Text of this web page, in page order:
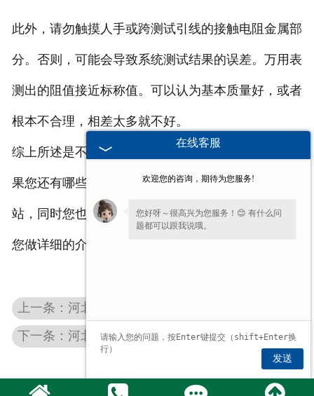
此外，请勿触摸人手或跨测试引线的接触电阻金属部
分。否则，可能会导致系统测试结果的误差。万用表
测出的阻值接近标称值。可以认为基本质量好，或者
根本不合理，相差太多就不好。
综上所述是不锈钢电阻器厂家和大家分享的内容，如
果您还有哪些疑问或是想要了解的，欢迎关注我司网
站，同时您也可以留言或致电，我们的工作人员会为
您做详细的介绍。
下一条：河北波纹电阻在电梯中使用的优缺点
在线客服
欢迎您的咨询，期待为您服务!
您好呀～很高兴为您服务！😊 有什么问
题都可以跟我说哦。
发送